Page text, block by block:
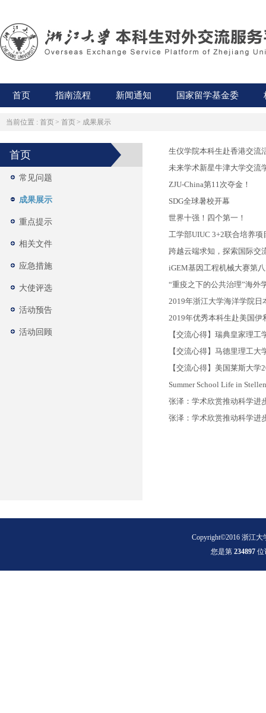
首页 指南流程 新闻通知 国家留学基金委
当前位置 : 首页 > 首页 > 成果展示
首页
常见问题
成果展示
重点提示
相关文件
应急措施
大使评选
活动预告
活动回顾
生仪学院本科生赴香港交流
未来学术新星牛津大学交流
ZJU-China第11次夺金！
SDG全球暑校开幕
世界十强！四个第一！
工学部UIUC 3+2联合培养
跨越云端求知，探索国际交
iGEM基因工程机械大赛第
“重疫之下的公共治理”海外
2019年浙江大学海洋学院日
2019年优秀本科生赴美国伊
【交流心得】瑞典皇家理
【交流心得】马德里理工
【交流心得】美国莱斯大
Summer School Life in
张泽：学术欣赏推动科学进
张泽：学术欣赏推动科学进
Copyright©2016 浙江大
您是第234897 位